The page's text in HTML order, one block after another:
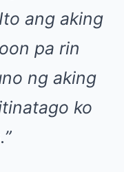
ang aking
pa rin
ng aking
ko